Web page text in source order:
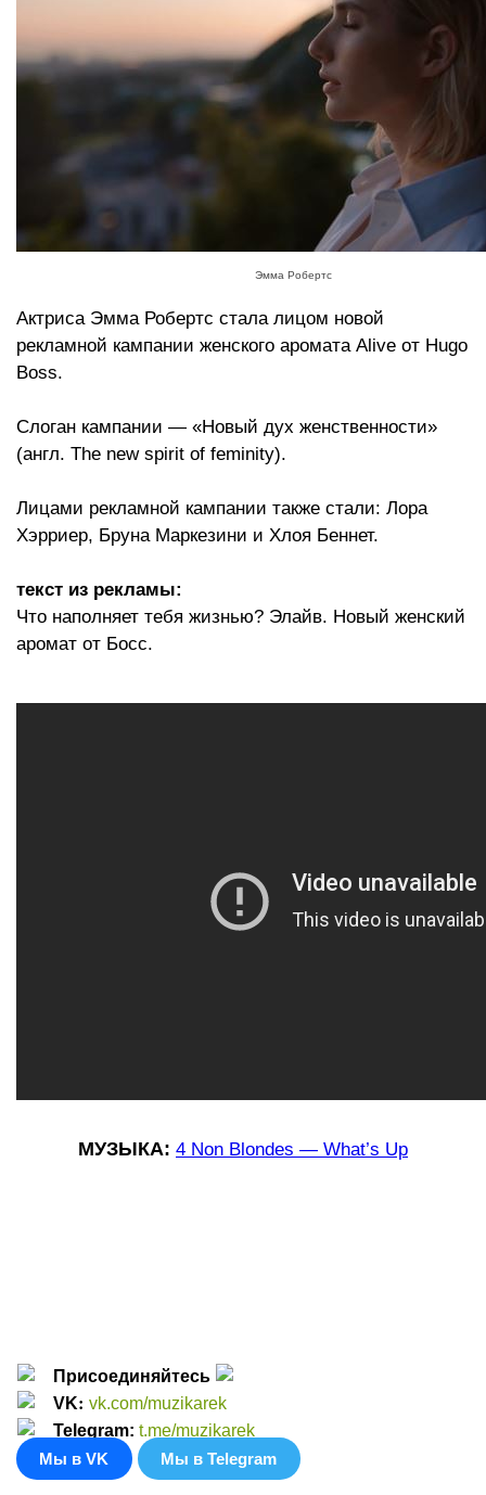
Эмма Робертс
Актриса Эмма Робертс стала лицом новой
рекламной кампании женского аромата Alive от Hugo
Boss.
Слоган кампании — «Новый дух женственности»
(англ. The new spirit of feminity).
Лицами рекламной кампании также стали: Лора
Хэрриер, Бруна Маркезини и Хлоя Беннет.
текст из рекламы:
Что наполняет тебя жизнью? Элайв. Новый женский
аромат от Босс.
МУЗЫКА: 4 Non Blondes — What’s Up
Присоединяйтесь
VK: vk.com/muzikarek
Telegram: t.me/muzikarek
Мы в VK Мы в Telegram